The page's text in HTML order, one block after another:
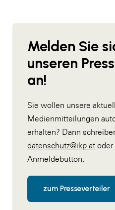
Melden Sie
unseren
an!
Sie wollen unsere
Medienmitteilungen
erhalten? Dann
datenschutz@ikp.at oder
Anmeldebutton.
zum Presseverteiler